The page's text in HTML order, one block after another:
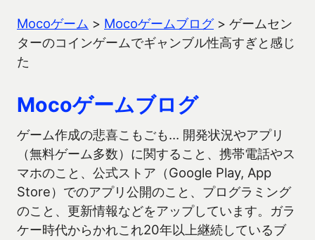
Mocoゲーム > Mocoゲームブログ> ゲームセン
ターのコインゲームでギャンブル性高すぎと感じ
た
Mocoゲームブログ
ゲーム作成の悲喜こもごも… 開発状況やアプリ
（無料ゲーム多数）に関すること、携帯電話やス
マホのこと、公式ストア（Google Play, App
Store）でのアプリ公開のこと、プログラミング
のこと、更新情報などをアップしています。ガラ
ケー時代からかれこれ20年以上継続しているブ